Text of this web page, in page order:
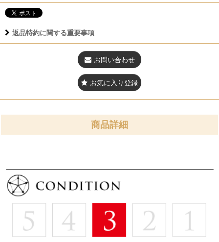
返品特約に関する重要事項
お問い合わせ
お気に入り登録
商品詳細